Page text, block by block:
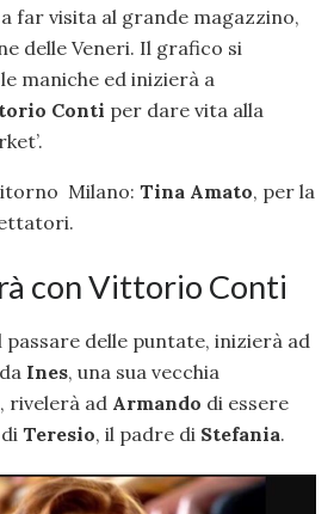
far visita al grande magazzino,
delle Veneri. Il grafico si
maniche ed inizierà a
Conti per dare vita alla
Milano: Tina Amato, per la
con Vittorio Conti
delle puntate, inizierà ad
Ines, una sua vecchia
, rivelerà ad Armando di essere
Teresio, il padre di Stefania.